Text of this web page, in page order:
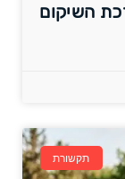
למערכת השיקום
תקשורת